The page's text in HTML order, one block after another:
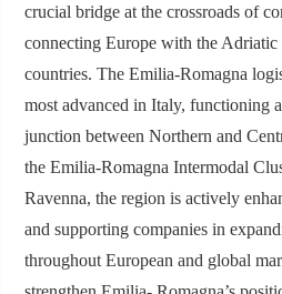
crucial bridge at the crossroads of
connecting Europe with the Adriatic
countries. The Emilia-Romagna
most advanced in Italy, functioning
junction between Northern and
the Emilia-Romagna Intermodal
Ravenna, the region is actively
and supporting companies in
throughout European and global